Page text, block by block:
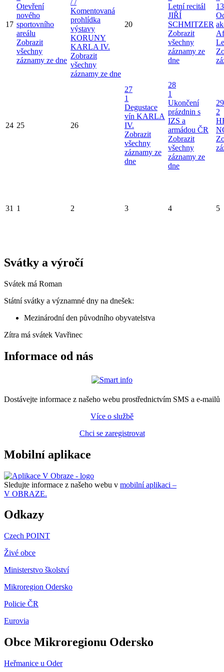
17
Otevření
nového
sportovního
areálu
Zobrazit
všechny
záznamy ze dne
/ /
Komentovaná
prohlídka
výstavy
KORUNY
KARLA IV.
Zobrazit
všechny
záznamy ze dne
20
Letní recitál
JIŘÍ
SCHMITZER
Zobrazit
všechny
záznamy ze
dne
24 25 26
27
1
Degustace
vín KARLA
IV.
Zobrazit
všechny
záznamy ze
dne
28
1
Ukončení
prázdnin s
IZS a
armádou ČR
Zobrazit
všechny
záznamy ze
dne
29
2
31 1 2 3 4 5
Svátky a výročí
Svátek má Roman
Státní svátky a významné dny na dnešek:
Mezinárodní den původního obyvatelstva
Zítra má svátek Vavřinec
Informace od nás
Dostávejte informace z našeho webu prostřednictvím SMS a e-mailů
Více o službě
Chci se zaregistrovat
Mobilní aplikace
Sledujte informace z našeho webu v mobilní aplikaci –
V OBRAZE.
Odkazy
Czech POINT
Živé obce
Ministerstvo školství
Mikroregion Odersko
Policie ČR
Eurovia
Obce Mikroregionu Odersko
Heřmanice u Oder